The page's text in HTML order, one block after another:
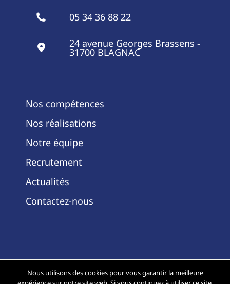
05 34 36 88 22
24 avenue Georges Brassens -
31700 BLAGNAC
Nos compétences
Nos réalisations
Notre équipe
Recrutement
Actualités
Contactez-nous
Nous utilisons des cookies pour vous garantir la meilleure